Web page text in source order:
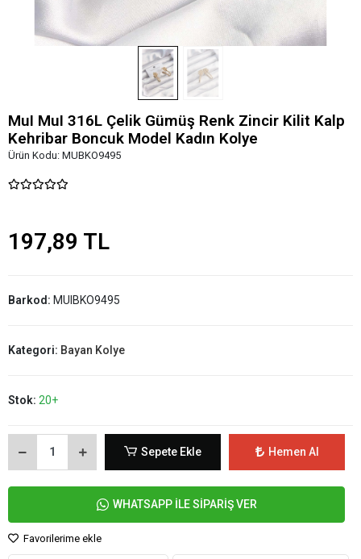
MuI MuI 316L Çelik Gümüş Renk Zincir Kilit Kalp
Kehribar Boncuk Model Kadın Kolye
Ürün Kodu: MUBKO9495
197,89 TL
Barkod: MUIBKO9495
Kategori: Bayan Kolye
Stok: 20+
Sepete Ekle Hemen Al
WHATSAPP İLE SİPARİŞ VER
Favorilerime ekle